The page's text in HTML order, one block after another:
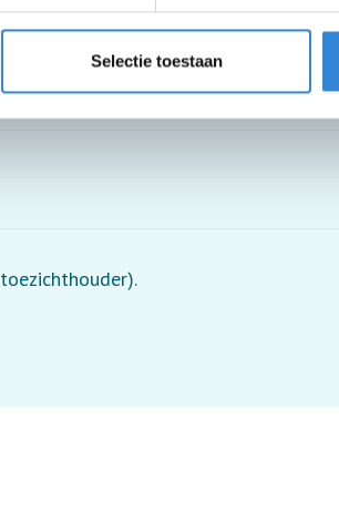
Selectie toestaan